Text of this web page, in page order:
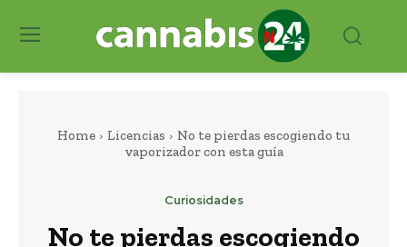
Home Licencias
No te pierdas escogiendo tu
vaporizador con esta guía
Curiosidades
No te pierdas escogiendo